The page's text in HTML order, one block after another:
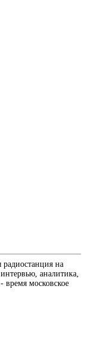
на
аналитика,
время московское